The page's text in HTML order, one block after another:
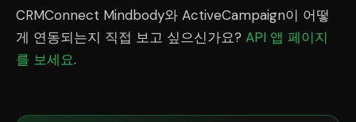
CRMConnect Mindbody와 ActiveCampaign이 어떻
게 연동되는지 직접 보고 싶으신가요? API 앱 페이지
를 보세요.